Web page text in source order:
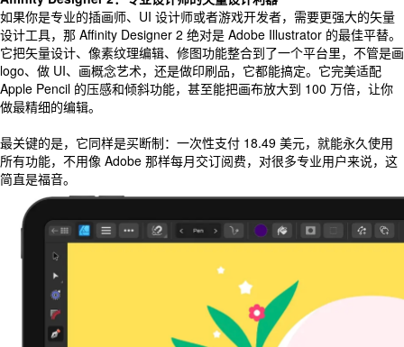
如果你是专业的插画师、UI 设计师或者游戏开发者，需要更强大的矢量
设计工具，那 Affinity Designer 2 绝对是 Adobe Illustrator 的最佳平替。
它把矢量设计、像素纹理编辑、修图功能整合到了一个平台里，不管是画
logo、做 UI、画概念艺术，还是做印刷品，它都能搞定。它完美适配
Apple Pencil 的压感和倾斜功能，甚至能把画布放大到 100 万倍，让你
做最精细的编辑。
最关键的是，它同样是买断制：一次性支付 18.49 美元，就能永久使用
所有功能，不用像 Adobe 那样每月交订阅费，对很多专业用户来说，这
简直是福音。